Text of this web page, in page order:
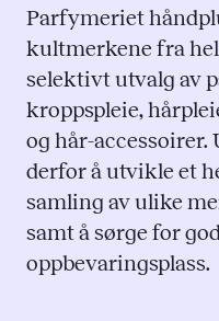
Parfymeriet
kultmerkene fra
selektivt utvalg av
kroppspleie,
og hår-
derfor å utvikle et
samling av ulike
samt å sørge for
oppbevaringsplass.